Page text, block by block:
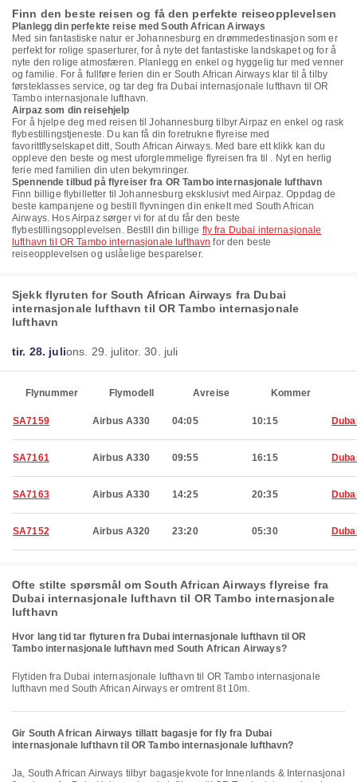
Finn den beste reisen og få den perfekte reiseopplevelsen
Planlegg din perfekte reise med South African Airways
Med sin fantastiske natur er Johannesburg en drømmedestinasjon som er
perfekt for rolige spaserturer, for å nyte det fantastiske landskapet og for å
nyte den rolige atmosfæren. Planlegg en enkel og hyggelig tur med venner
og familie. For å fullføre ferien din er South African Airways klar til å tilby
førsteklasses service, og tar deg fra Dubai internasjonale lufthavn til OR
Tambo internasjonale lufthavn.
Airpaz som din reisehjelp
For å hjelpe deg med reisen til Johannesburg tilbyr Airpaz en enkel og rask
flybestillingstjeneste. Du kan få din foretrukne flyreise med
favorittflyselskapet ditt, South African Airways. Med bare ett klikk kan du
oppleve den beste og mest uforglemmelige flyreisen fra til . Nyt en herlig
ferie med familien din uten bekymringer.
Spennende tilbud på flyreiser fra OR Tambo internasjonale lufthavn
Finn billige flybilletter til Johannesburg eksklusivt med Airpaz. Oppdag de
beste kampanjene og bestill flyvningen din enkelt med South African
Airways. Hos Airpaz sørger vi for at du får den beste
flybestillingsopplevelsen. Bestill din billige fly fra Dubai internasjonale
lufthavn til OR Tambo internasjonale lufthavn for den beste
reiseopplevelsen og uslåelige besparelser.
Sjekk flyruten for South African Airways fra Dubai
internasjonale lufthavn til OR Tambo internasjonale
lufthavn
tir. 28. julions. 29. julitor. 30. juli
Flynummer Flymodell Avreise Kommer
SA7159 Airbus A330 04:05 10:15
SA7161 Airbus A330 09:55 16:15
SA7163 Airbus A330 14:25 20:35
SA7152 Airbus A320 23:20 05:30
Ofte stilte spørsmål om South African Airways flyreise fra
Dubai internasjonale lufthavn til OR Tambo internasjonale
lufthavn
Hvor lang tid tar flyturen fra Dubai internasjonale lufthavn til OR
Tambo internasjonale lufthavn med South African Airways?
Flytiden fra Dubai internasjonale lufthavn til OR Tambo internasjonale
lufthavn med South African Airways er omtrent 8t 10m.
Gir South African Airways tillatt bagasje for fly fra Dubai
internasjonale lufthavn til OR Tambo internasjonale lufthavn?
Ja, South African Airways tilbyr bagasjekvote for Innenlands & Internasjonal